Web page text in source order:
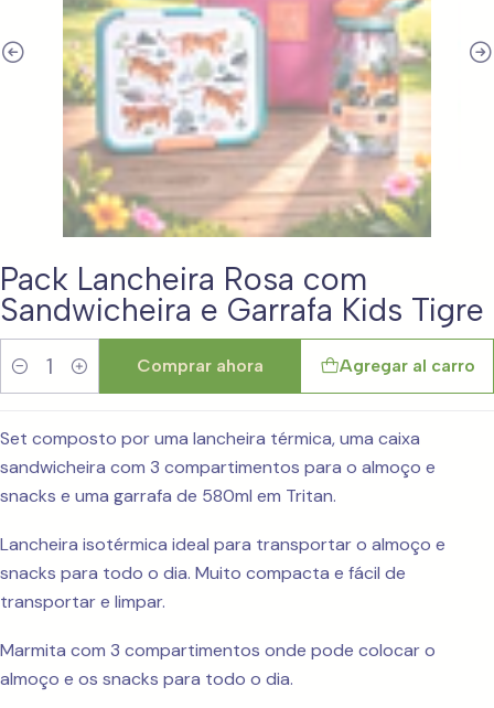
Pack Lancheira Rosa com
Sandwicheira e Garrafa Kids Tigre
Cantidad
Agregar al carro
Comprar ahora
Set composto por uma lancheira térmica, uma caixa
sandwicheira com 3 compartimentos para o almoço e
snacks e uma garrafa de 580ml em Tritan.
Lancheira isotérmica ideal para transportar o almoço e
snacks para todo o dia. Muito compacta e fácil de
transportar e limpar.
Marmita com 3 compartimentos onde pode colocar o
almoço e os snacks para todo o dia.